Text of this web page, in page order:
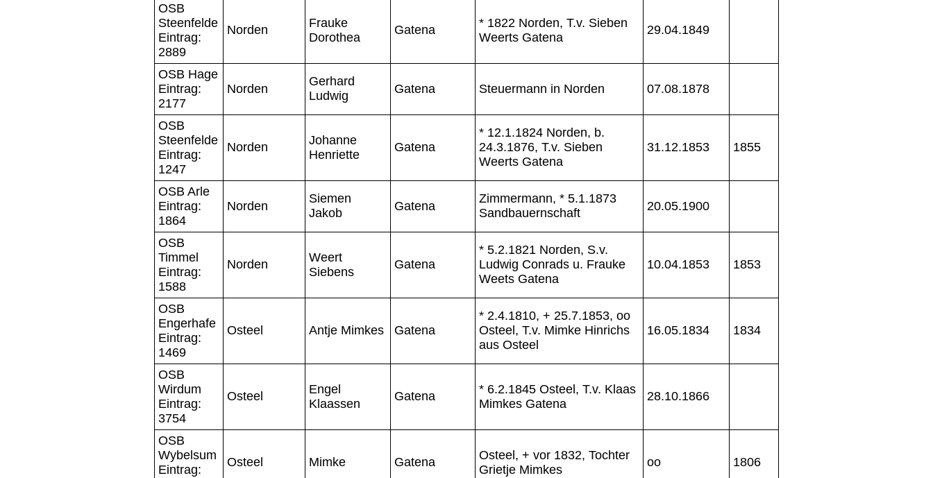
OSB
Steenfelde
Eintrag:
2889
Norden
Frauke
Dorothea
Gatena
* 1822 Norden, T.v. Sieben
Weerts Gatena
29.04.1849
OSB Hage
Eintrag:
2177
Norden
Gerhard
Ludwig
Gatena Steuermann in Norden 07.08.1878
OSB
Steenfelde
Eintrag:
1247
Norden
Johanne
Henriette
Gatena
* 12.1.1824 Norden, b.
24.3.1876, T.v. Sieben
Weerts Gatena
31.12.1853 1855
OSB Arle
Eintrag:
1864
Norden
Siemen
Jakob
Gatena
Zimmermann, * 5.1.1873
Sandbauernschaft
20.05.1900
OSB
Timmel
Eintrag:
1588
Norden
Weert
Siebens
Gatena
* 5.2.1821 Norden, S.v.
Ludwig Conrads u. Frauke
Weets Gatena
10.04.1853 1853
OSB
Engerhafe
Eintrag:
1469
Osteel Antje Mimkes Gatena
* 2.4.1810, + 25.7.1853, oo
Osteel, T.v. Mimke Hinrichs
aus Osteel
16.05.1834 1834
OSB
Wirdum
Eintrag:
3754
Osteel
Engel
Klaassen
Gatena
* 6.2.1845 Osteel, T.v. Klaas
Mimkes Gatena
28.10.1866
OSB
Wybelsum
Eintrag:
Osteel Mimke Gatena
Osteel, + vor 1832, Tochter
Grietje Mimkes
oo 1806